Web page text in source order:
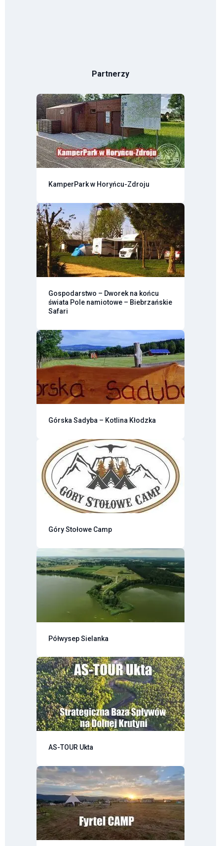
Partnerzy
KamperPark w Horyńcu-Zdroju
Gospodarstwo – Dworek na końcu
świata Pole namiotowe – Biebrzańskie
Safari
Górska Sadyba – Kotlina Kłodzka
Góry Stołowe Camp
Półwysep Sielanka
AS-TOUR Ukta